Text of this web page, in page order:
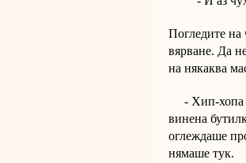
Погледите на
вярване. Да
на някаква
- Хип-хопа
винена
оглеждаше
нямаше тук.